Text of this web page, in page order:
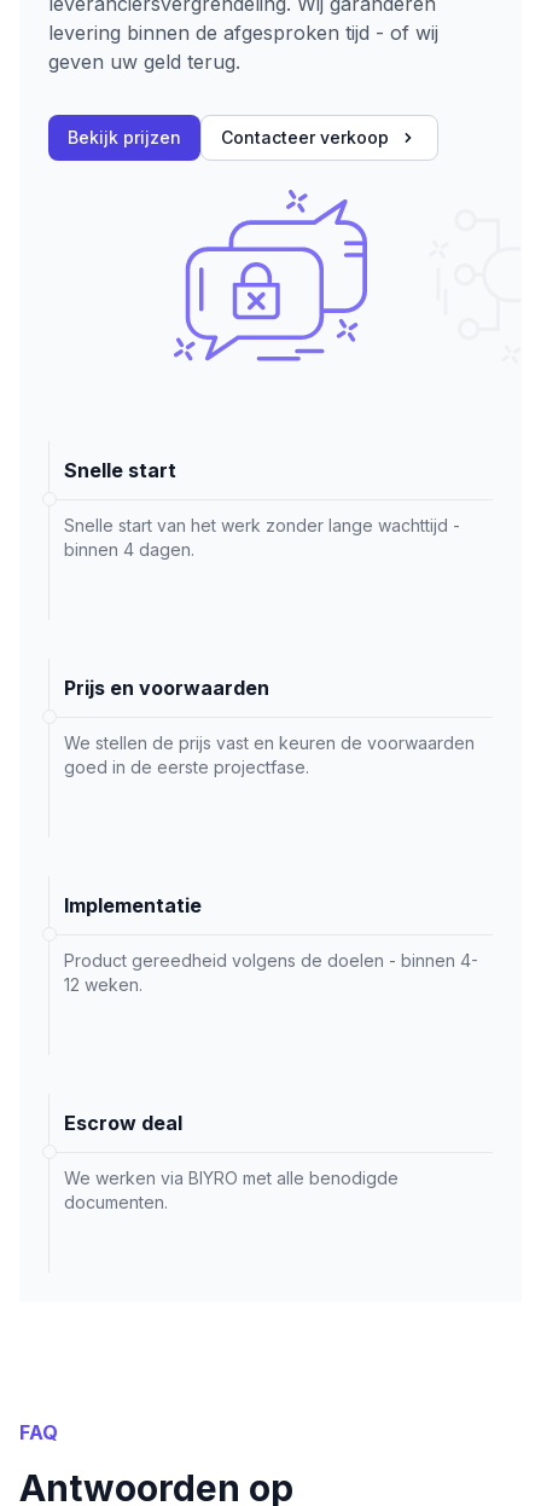
levering binnen de afgesproken tijd - of wij
geven uw geld terug.
Bekijk prijzen Contacteer verkoop
Snelle start
Snelle start van het werk zonder lange wachttijd -
binnen 4 dagen.
Prijs en voorwaarden
We stellen de prijs vast en keuren de voorwaarden
goed in de eerste projectfase.
Implementatie
Product gereedheid volgens de doelen - binnen 4-
12 weken.
Escrow deal
We werken via BIYRO met alle benodigde
documenten.
FAQ
Antwoorden op